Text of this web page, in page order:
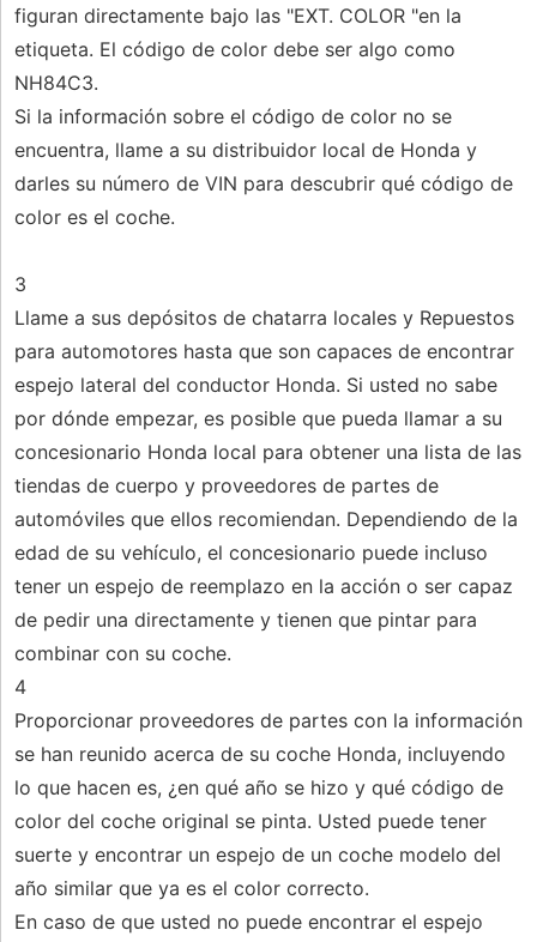
figuran directamente bajo las "EXT. COLOR "en la
etiqueta. El código de color debe ser algo como
NH84C3.
Si la información sobre el código de color no se
encuentra, llame a su distribuidor local de Honda y
darles su número de VIN para descubrir qué código de
color es el coche.
3
Llame a sus depósitos de chatarra locales y Repuestos
para automotores hasta que son capaces de encontrar
espejo lateral del conductor Honda. Si usted no sabe
por dónde empezar, es posible que pueda llamar a su
concesionario Honda local para obtener una lista de las
tiendas de cuerpo y proveedores de partes de
automóviles que ellos recomiendan. Dependiendo de la
edad de su vehículo, el concesionario puede incluso
tener un espejo de reemplazo en la acción o ser capaz
de pedir una directamente y tienen que pintar para
combinar con su coche.
4
Proporcionar proveedores de partes con la información
se han reunido acerca de su coche Honda, incluyendo
lo que hacen es, ¿en qué año se hizo y qué código de
color del coche original se pinta. Usted puede tener
suerte y encontrar un espejo de un coche modelo del
año similar que ya es el color correcto.
En caso de que usted no puede encontrar el espejo